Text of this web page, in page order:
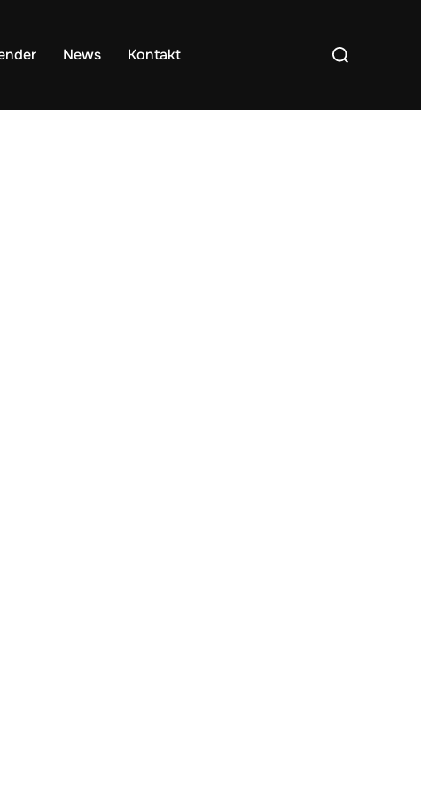
News Kontakt